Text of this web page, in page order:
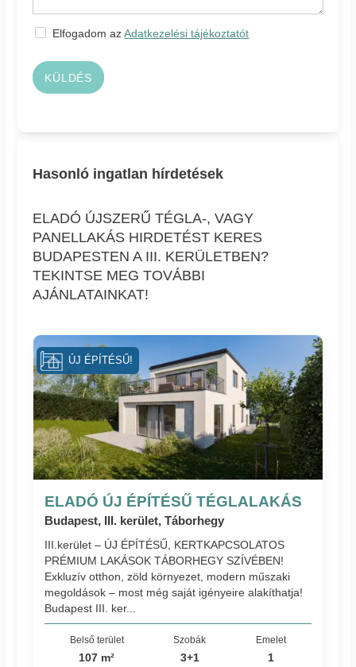
Elfogadom azAdatkezelési tájékoztatót
KÜLDÉS
Hasonló ingatlan hírdetések
ELADÓ ÚJSZERŰ TÉGLA-, VAGY
PANELLAKÁS HIRDETÉST KERES
BUDAPESTEN A III. KERÜLETBEN?
TEKINTSE MEG TOVÁBBI
AJÁNLATAINKAT!
ELADÓ ÚJ ÉPÍTÉSŰ TÉGLALAKÁS
Budapest, III. kerület, Táborhegy
III.kerület – ÚJ ÉPÍTÉSŰ, KERTKAPCSOLATOS
PRÉMIUM LAKÁSOK TÁBORHEGY SZÍVÉBEN!
Exkluzív otthon, zöld környezet, modern műszaki
megoldások – most még saját igényeire alakíthatja!
Budapest III. ker...
Belső terület
107 m²
Szobák
3+1
Emelet
1
ÚJ ÉPÍTÉSŰ!